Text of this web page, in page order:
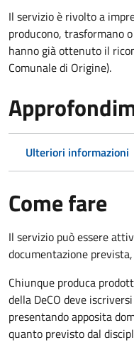
Il servizio è rivolto a
producono, trasformano
hanno già ottenuto il
Comunale di Origine).
Ulteriori informazioni
Come fare
Il servizio può essere
documentazione
Chiunque produca
della DeCO deve
presentando apposita
quanto previsto dal